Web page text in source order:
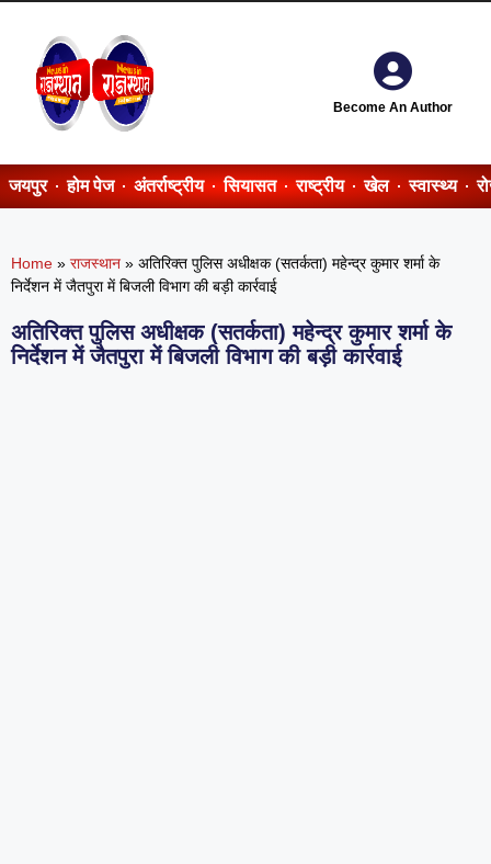
Become An Author
जयपुर होम पेज अंतर्राष्ट्रीय सियासत राष्ट्रीय खेल स्वास्थ्य
Home » राजस्थान » अतिरिक्त पुलिस अधीक्षक (सतर्कता) महेन्द्र कुमार शर्मा के
निर्देशन में जैतपुरा में बिजली विभाग की बड़ी कार्रवाई
अतिरिक्त पुलिस अधीक्षक (सतर्कता) महेन्द्र कुमार शर्मा के
निर्देशन में जैतपुरा में बिजली विभाग की बड़ी कार्रवाई